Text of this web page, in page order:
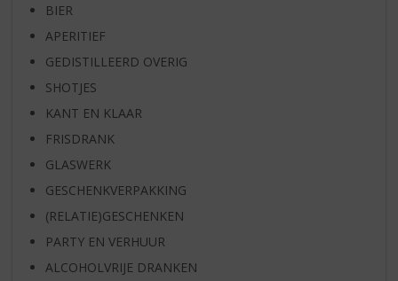
BIER
APERITIEF
GEDISTILLEERD OVERIG
SHOTJES
KANT EN KLAAR
FRISDRANK
GLASWERK
GESCHENKVERPAKKING
(RELATIE)GESCHENKEN
PARTY EN VERHUUR
ALCOHOLVRIJE DRANKEN